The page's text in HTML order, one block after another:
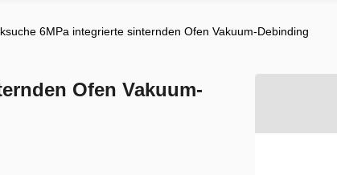
6MPa integrierte sinternden Ofen Vakuum-Debinding
Ofen Vakuum-